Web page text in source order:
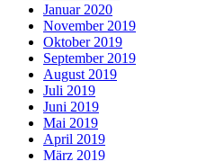
Januar 2020
November 2019
Oktober 2019
September 2019
August 2019
Juli 2019
Juni 2019
Mai 2019
April 2019
März 2019